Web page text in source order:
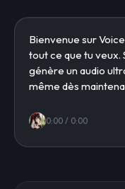
0:00 / 0:00